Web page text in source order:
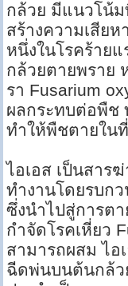
กล้วย มีแนวโน้ม
สร้างความเสีย
หนึ่งในโรคร้าย
กล้วยตายพราย
รา Fusarium
ผลกระทบต่อพืช
ทำให้พืชตายใน
ไอเอส เป็นสาร
ทำงานโดยรบก
ซึ่งนำไปสู่การต
กำจัดโรคเหี่ยว
สามารถผสม ไอ
ฉีดพ่นบนต้นกล้ว